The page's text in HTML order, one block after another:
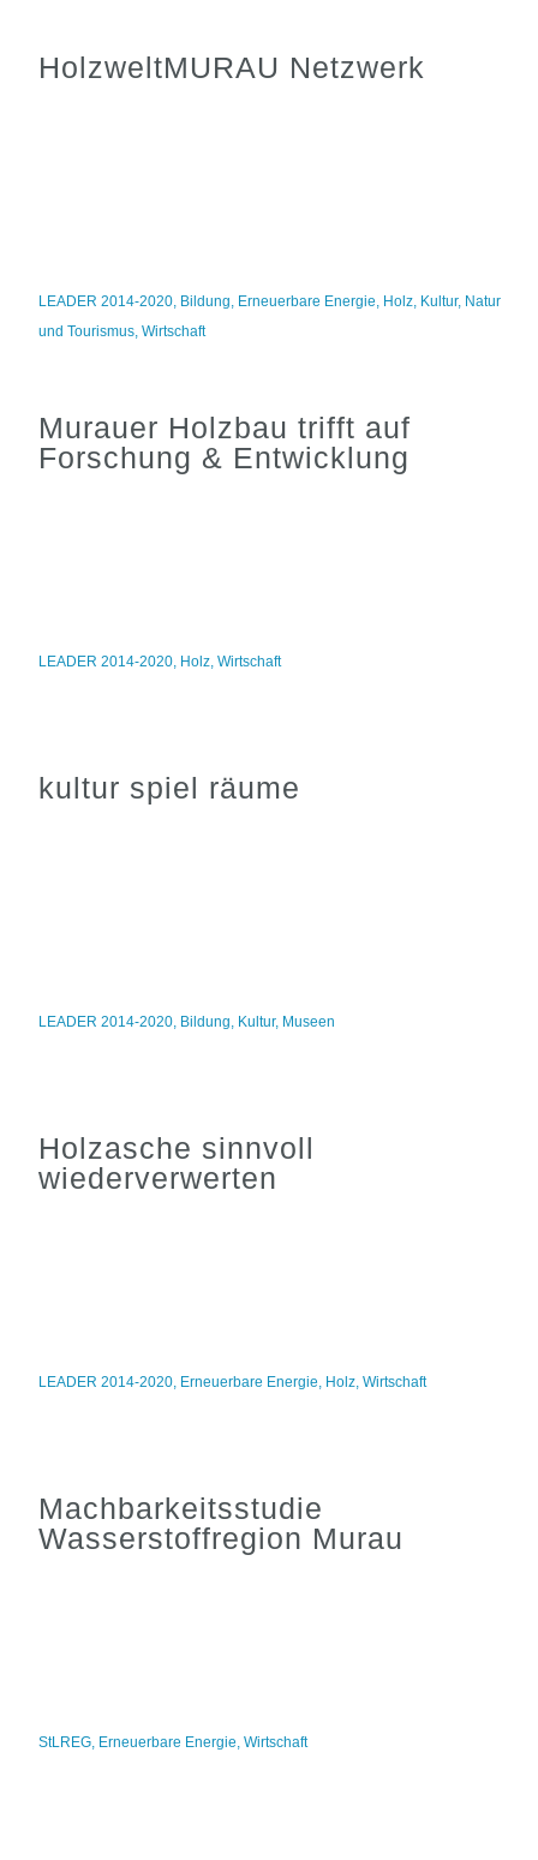
HolzweltMURAU Netzwerk
LEADER 2014-2020, Bildung, Erneuerbare Energie, Holz, Kultur, Natur
und Tourismus,Wirtschaft
Murauer Holzbau trifft auf
Forschung & Entwicklung
LEADER 2014-2020, Holz,Wirtschaft
kultur spiel räume
LEADER 2014-2020, Bildung, Kultur, Museen
Holzasche sinnvoll
wiederverwerten
LEADER 2014-2020, Erneuerbare Energie, Holz,Wirtschaft
Machbarkeitsstudie
Wasserstoffregion Murau
StLREG, Erneuerbare Energie,Wirtschaft